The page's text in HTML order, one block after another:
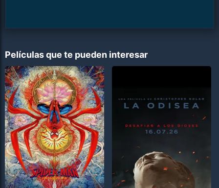
Películas que te pueden interesar